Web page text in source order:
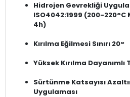
Hidrojen Gevrekliği
ISO4042:1999 (200-220°C
4h)
Kırılma Eğilmesi Sınırı 20°
Yüksek Kırılma Dayanımlı
Sürtünme Katsayısı
Uygulaması